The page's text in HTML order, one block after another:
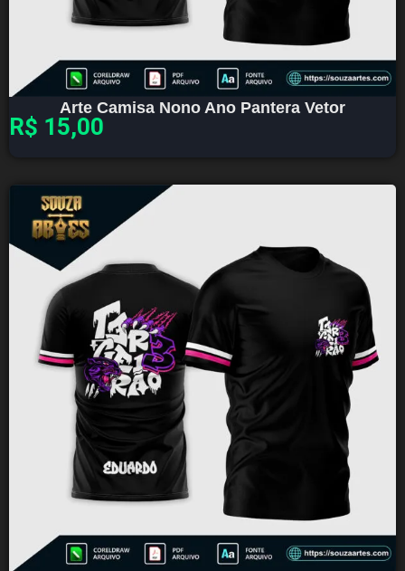
Arte Camisa Nono Ano Pantera Vetor
R$ 15,00